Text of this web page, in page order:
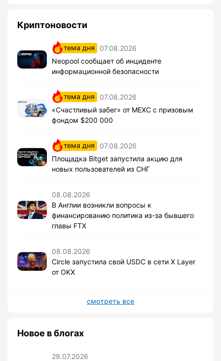
Криптоновости
тема дня
07.08.2026
Neopool сообщает об инциденте
информационной безопасности
тема дня
07.08.2026
«Счастливый забег» от MEXC с призовым
фондом $200 000
тема дня
07.08.2026
Площадка Bitget запустила акцию для
новых пользователей из СНГ
08.08.2026
В Англии возникли вопросы к
финансированию политика из-за бывшего
главы FTX
08.08.2026
Circle запустила свой USDC в сети X Layer
от OKX
смотреть все
Новое в блогах
29.07.2026